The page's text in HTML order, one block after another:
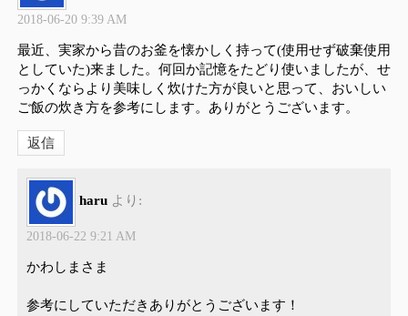
2018-06-20 9:39 AM
最近、実家から昔のお釜を懐かしく持って(使用せず破棄使用
としていた)来ました。何回か記憶をたどり使いましたが、せ
っかくならより美味しく炊けた方が良いと思って、おいしい
ご飯の炊き方を参考にします。ありがとうございます。
返信
haru より:
2018-06-22 9:21 AM
かわしまさま
参考にしていただきありがとうございます！